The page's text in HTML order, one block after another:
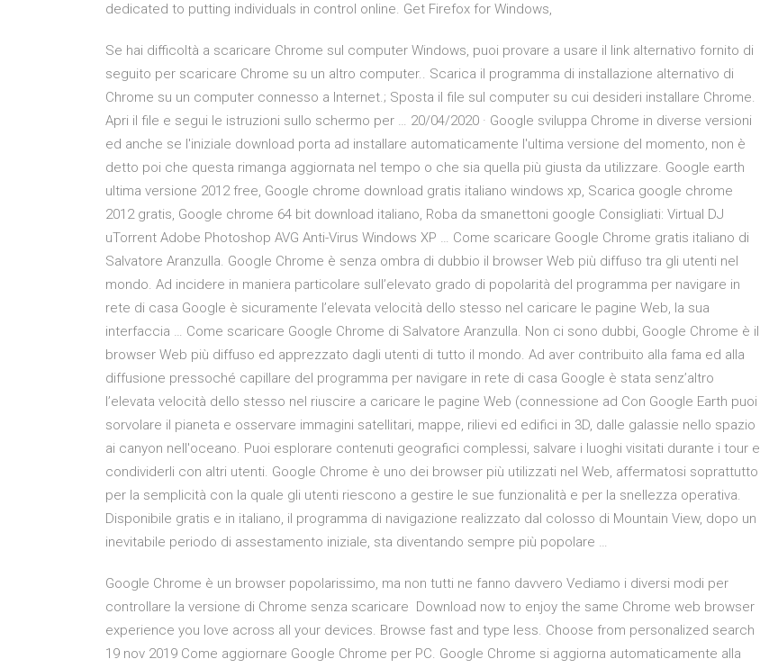
dedicated to putting individuals in control online. Get Firefox for Windows,
Se hai difficoltà a scaricare Chrome sul computer Windows, puoi provare a usare il link alternativo fornito di
seguito per scaricare Chrome su un altro computer.. Scarica il programma di installazione alternativo di
Chrome su un computer connesso a Internet.; Sposta il file sul computer su cui desideri installare Chrome.
Apri il file e segui le istruzioni sullo schermo per … 20/04/2020 · Google sviluppa Chrome in diverse versioni
ed anche se l'iniziale download porta ad installare automaticamente l'ultima versione del momento, non è
detto poi che questa rimanga aggiornata nel tempo o che sia quella più giusta da utilizzare. Google earth
ultima versione 2012 free, Google chrome download gratis italiano windows xp, Scarica google chrome
2012 gratis, Google chrome 64 bit download italiano, Roba da smanettoni google Consigliati: Virtual DJ
uTorrent Adobe Photoshop AVG Anti-Virus Windows XP … Come scaricare Google Chrome gratis italiano di
Salvatore Aranzulla. Google Chrome è senza ombra di dubbio il browser Web più diffuso tra gli utenti nel
mondo. Ad incidere in maniera particolare sull’elevato grado di popolarità del programma per navigare in
rete di casa Google è sicuramente l’elevata velocità dello stesso nel caricare le pagine Web, la sua
interfaccia … Come scaricare Google Chrome di Salvatore Aranzulla. Non ci sono dubbi, Google Chrome è il
browser Web più diffuso ed apprezzato dagli utenti di tutto il mondo. Ad aver contribuito alla fama ed alla
diffusione pressoché capillare del programma per navigare in rete di casa Google è stata senz’altro
l’elevata velocità dello stesso nel riuscire a caricare le pagine Web (connessione ad Con Google Earth puoi
sorvolare il pianeta e osservare immagini satellitari, mappe, rilievi ed edifici in 3D, dalle galassie nello spazio
ai canyon nell'oceano. Puoi esplorare contenuti geografici complessi, salvare i luoghi visitati durante i tour e
condividerli con altri utenti. Google Chrome è uno dei browser più utilizzati nel Web, affermatosi soprattutto
per la semplicità con la quale gli utenti riescono a gestire le sue funzionalità e per la snellezza operativa.
Disponibile gratis e in italiano, il programma di navigazione realizzato dal colosso di Mountain View, dopo un
inevitabile periodo di assestamento iniziale, sta diventando sempre più popolare …
Google Chrome è un browser popolarissimo, ma non tutti ne fanno davvero Vediamo i diversi modi per
controllare la versione di Chrome senza scaricare Download now to enjoy the same Chrome web browser
experience you love across all your devices. Browse fast and type less. Choose from personalized search
19 nov 2019 Come aggiornare Google Chrome per PC. Google Chrome si aggiorna automaticamente alla